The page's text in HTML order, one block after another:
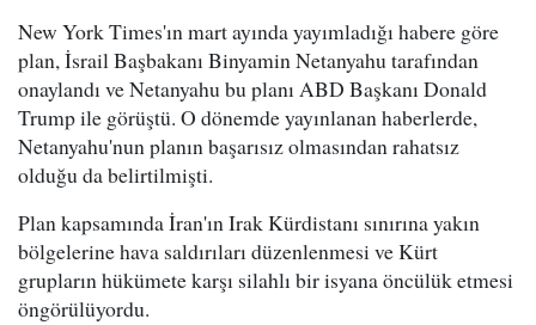
New York Times'ın mart ayında yayımladığı habere göre
plan, İsrail Başbakanı Binyamin Netanyahu tarafından
onaylandı ve Netanyahu bu planı ABD Başkanı Donald
Trump ile görüştü. O dönemde yayınlanan haberlerde,
Netanyahu'nun planın başarısız olmasından rahatsız
olduğu da belirtilmişti.
Plan kapsamında İran'ın Irak Kürdistanı sınırına yakın
bölgelerine hava saldırıları düzenlenmesi ve Kürt
grupların hükümete karşı silahlı bir isyana öncülük etmesi
öngörülüyordu.